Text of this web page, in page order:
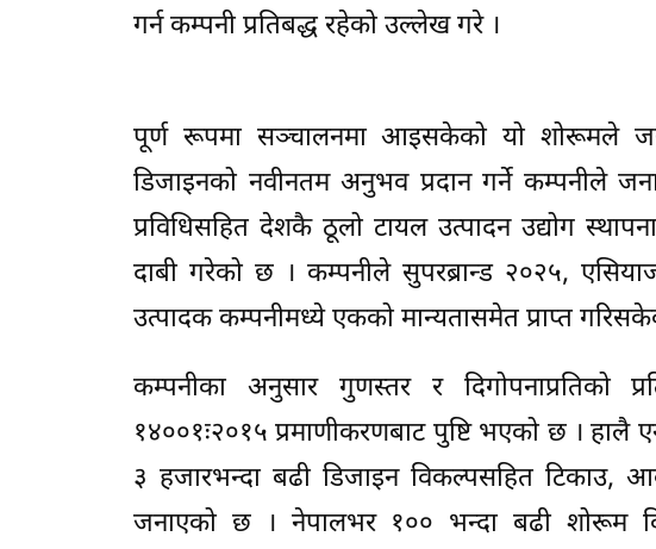
गर्न कम्पनी प्रतिबद्ध रहेको उल्लेख गरे ।
पूर्ण रूपमा सञ्चालनमा आइसकेको यो शोरूमले
डिजाइनको नवीनतम अनुभव प्रदान गर्ने कम्पनीले
प्रविधिसहित देशकै ठूलो टायल उत्पादन उद्योग
दाबी गरेको छ । कम्पनीले सुपरब्रान्ड २०२५,
उत्पादक कम्पनीमध्ये एकको मान्यतासमेत प्राप्त
कम्पनीका अनुसार गुणस्तर र
१४००१ः२०१५ प्रमाणीकरणबाट पुष्टि भएको छ । हालै
३ हजारभन्दा बढी डिजाइन विकल्पसहित
जनाएको छ । नेपालभर १०० भन्दा बढी शोरूम